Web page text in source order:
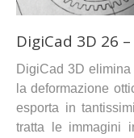
DigiCad 3D 26
DigiCad 3D
la deformazione
esporta in
tratta le immagini